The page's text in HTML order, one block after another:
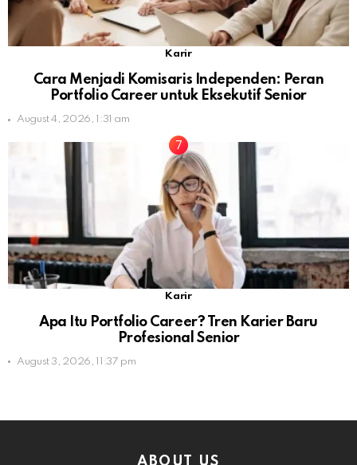
Karir
Cara Menjadi Komisaris Independen: Peran
Portfolio Career untuk Eksekutif Senior
August 4, 2026, 1:31 am
Karir
Apa Itu Portfolio Career? Tren Karier Baru
Profesional Senior
August 3, 2026, 11:37 pm
ABOUT US